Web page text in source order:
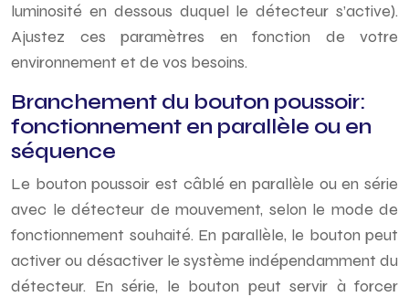
luminosité en dessous duquel le détecteur s’active).
Ajustez ces paramètres en fonction de votre
environnement et de vos besoins.
Branchement du bouton poussoir:
fonctionnement en parallèle ou en
séquence
Le bouton poussoir est câblé en parallèle ou en série
avec le détecteur de mouvement, selon le mode de
fonctionnement souhaité. En parallèle, le bouton peut
activer ou désactiver le système indépendamment du
détecteur. En série, le bouton peut servir à forcer